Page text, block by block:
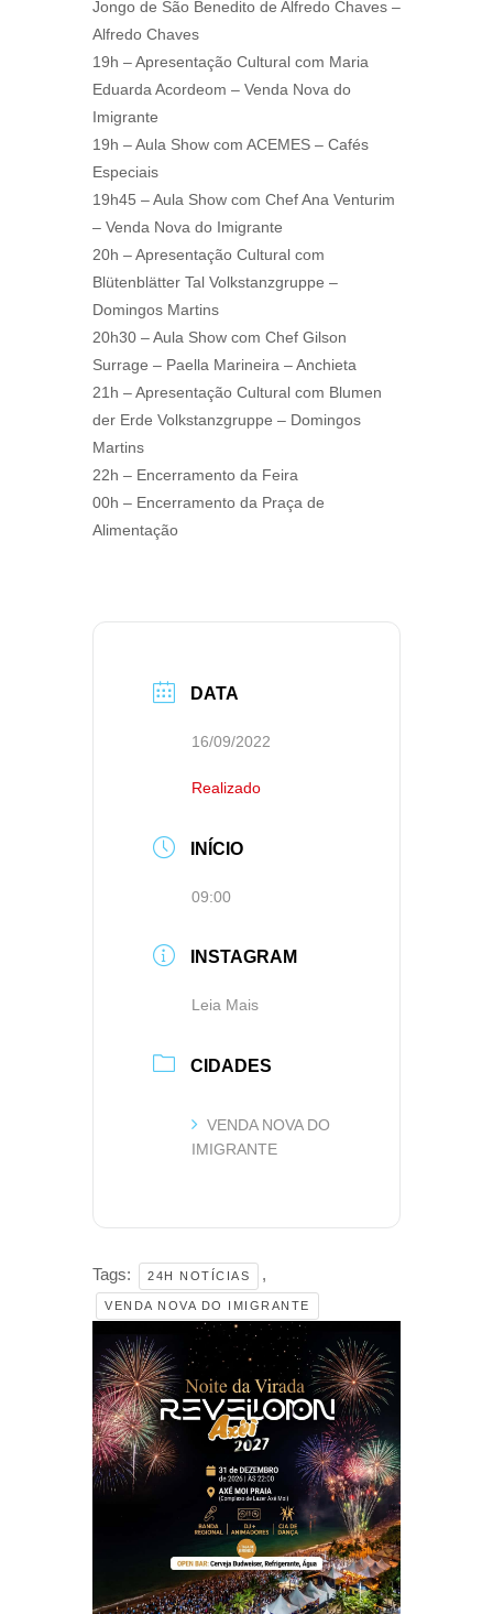
Jongo de São Benedito de Alfredo Chaves –
Alfredo Chaves
19h – Apresentação Cultural com Maria
Eduarda Acordeom – Venda Nova do
Imigrante
19h – Aula Show com ACEMES – Cafés
Especiais
19h45 – Aula Show com Chef Ana Venturim
– Venda Nova do Imigrante
20h – Apresentação Cultural com
Blütenblätter Tal Volkstanzgruppe –
Domingos Martins
20h30 – Aula Show com Chef Gilson
Surrage – Paella Marineira – Anchieta
21h – Apresentação Cultural com Blumen
der Erde Volkstanzgruppe – Domingos
Martins
22h – Encerramento da Feira
00h – Encerramento da Praça de
Alimentação
DATA
16/09/2022
Realizado
INÍCIO
09:00
INSTAGRAM
Leia Mais
CIDADES
VENDA NOVA DO
IMIGRANTE
Tags: 24H NOTÍCIAS ,
VENDA NOVA DO IMIGRANTE